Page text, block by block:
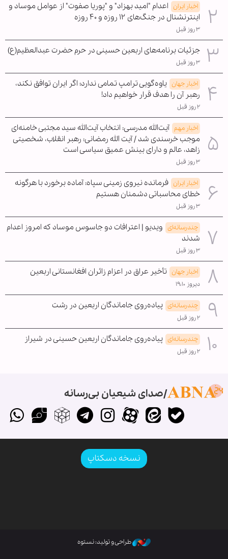
اخبار ایران اعدام "امید بهزاد" و "پوریا صفوت" از عوامل موساد و
اینترنشنال در جنگ‌های ۱۲ روزه و ۴۰ روزه
۳ روز قبل
جزئیات برنامه‌های اربعین حسینی در حرم حضرت عبدالعظیم(ع)
۳ روز قبل
اخبار جهان یاوه‌گویی ترامپ تمامی ندارد؛ اگر ایران توافق نکند،
رهبر آن را هدف قرار خواهیم داد!
۲ روز قبل
اخبار مهم آیت‌الله مدرسی: انتخاب آیت‌الله سید مجتبی خامنه‌ای
موجب خرسندی شد / آیت الله رمضانی: رهبر انقلاب، شخصیتی
زاهد، عالم و دارای بینش عمیق سیاسی است
۳ روز قبل
اخبار ایران فرمانده نیروی زمینی سپاه: آماده برخورد با هرگونه
خطای محاسباتی دشمنان هستیم
۳ روز قبل
چندرسانه‌ای ویدیو | اعترافات دو جاسوس موساد که امروز اعدام
شدند
۳ روز قبل
اخبار جهان تأخیر عراق در اعزام زائران افغانستانی اربعین
دیروز ۱۹:۱۰
چندرسانه‌ای پیاده‌روی جاماندگان اربعین در رشت
۲ روز قبل
چندرسانه‌ای پیاده‌روی جاماندگان اربعین حسینی در شیراز
۲ روز قبل
صدای شیعیان بی‌رسانه
نسخه دسکتاپ
طراحی و تولید: نستوه